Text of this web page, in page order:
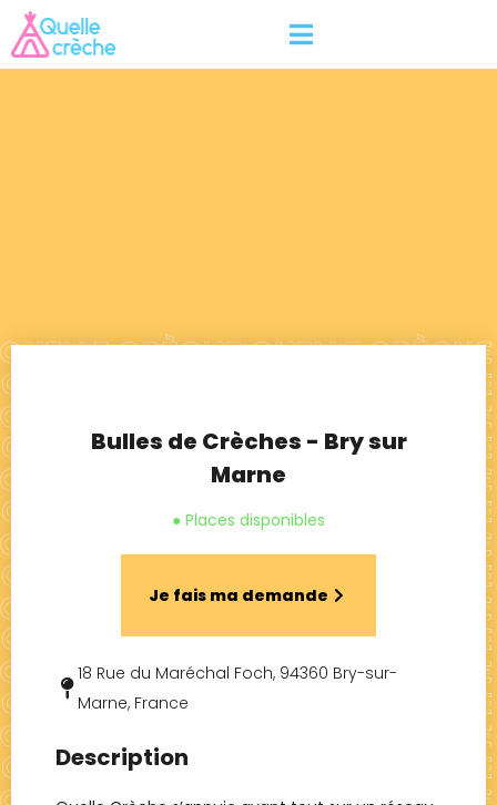
Bulles de Crèches - Bry sur
Marne
● Places disponibles
Je fais ma demande
18 Rue du Maréchal Foch, 94360 Bry-sur-
Marne, France
Description